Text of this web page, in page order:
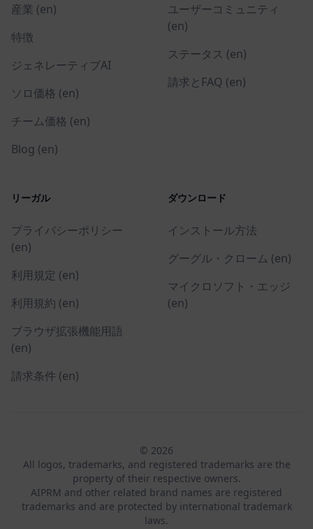
産業 (en)
特徴
ジェネレーティブAI
ソロ価格 (en)
チーム価格 (en)
Blog (en)
ユーザーコミュニティ
(en)
ステータス (en)
請求とFAQ (en)
リーガル
プライバシーポリシー
(en)
利用規定 (en)
利用規約 (en)
ブラウザ拡張機能用語
(en)
請求条件 (en)
ダウンロード
インストール方法
グーグル・クローム (en)
マイクロソフト・エッジ
(en)
© 2026
All logos, trademarks, and registered trademarks are the
property of their respective owners.
AIPRM and other related brand names are registered
trademarks and are protected by international trademark
laws.